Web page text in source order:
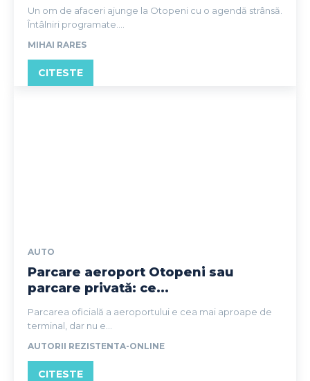
Un om de afaceri ajunge la Otopeni cu o agendă strânsă.
Întâlniri programate....
MIHAI RARES
CITESTE
AUTO
Parcare aeroport Otopeni sau
parcare privată: ce...
Parcarea oficială a aeroportului e cea mai aproape de
terminal, dar nu e...
AUTORII REZISTENTA-ONLINE
CITESTE